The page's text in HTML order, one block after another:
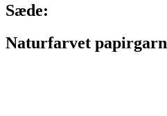
Sæde:
Naturfarvet papirgarn